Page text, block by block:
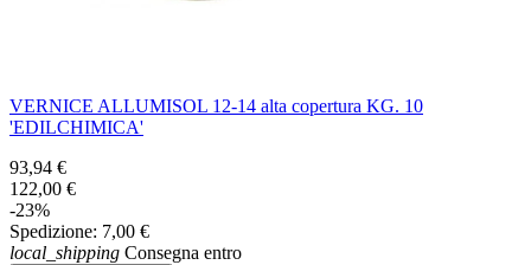
VERNICE ALLUMISOL 12-14 alta copertura KG. 10
'EDILCHIMICA'
93,94 €
122,00 €
-23%
Spedizione: 7,00 €
local_shipping Consegna entro